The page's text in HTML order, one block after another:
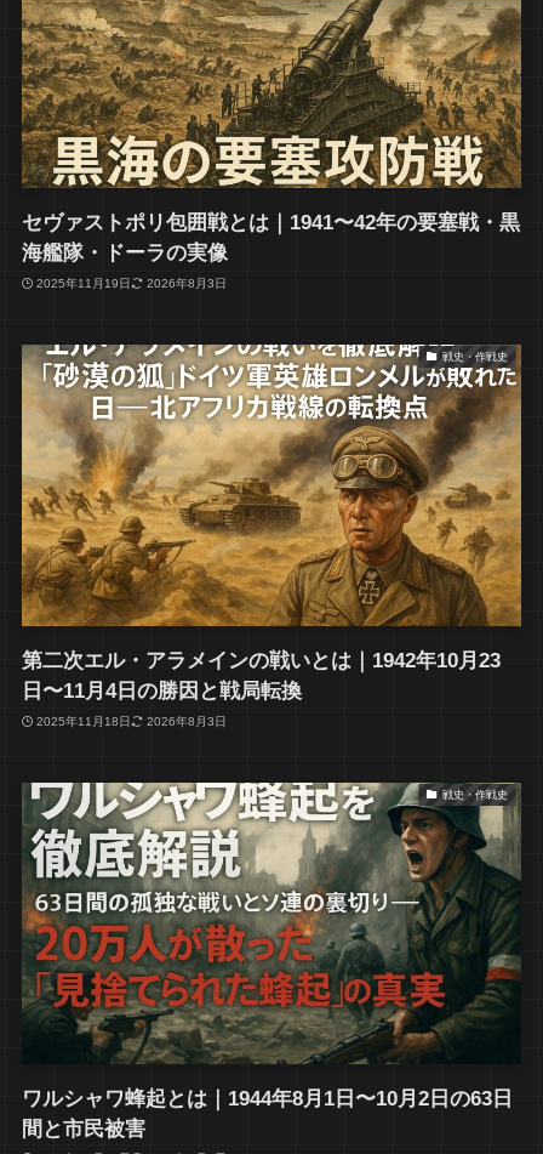
セヴァストポリ包囲戦とは｜1941〜42年の要塞戦・黒
海艦隊・ドーラの実像
2025年11月19日 2026年8月3日
戦史・作戦史
第二次エル・アラメインの戦いとは｜1942年10月23
日〜11月4日の勝因と戦局転換
2025年11月18日 2026年8月3日
戦史・作戦史
ワルシャワ蜂起とは｜1944年8月1日〜10月2日の63日
間と市民被害